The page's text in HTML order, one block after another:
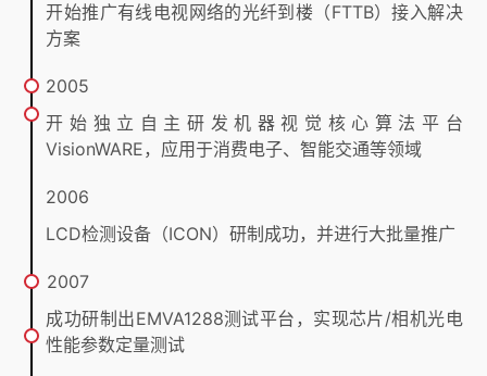
开始推广有线电视网络的光纤到楼（FTTB）接入解决
方案
2005
开始独立自主研发机器视觉核心算法平台
VisionWARE，应用于消费电子、智能交通等领域
2006
LCD检测设备（ICON）研制成功，并进行大批量推广
2007
成功研制出EMVA1288测试平台，实现芯片/相机光电
性能参数定量测试